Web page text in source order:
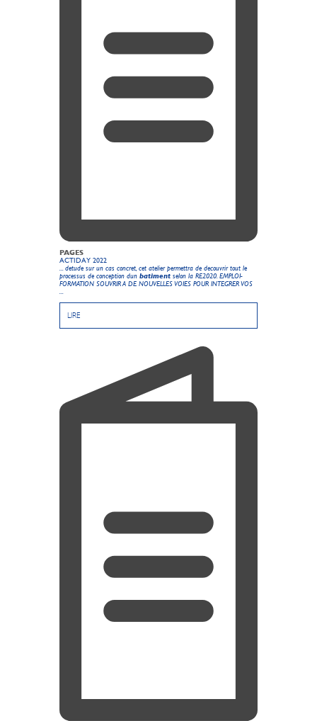
PAGES
ACTIDAY 2022
... detude sur un cas concret, cet atelier permettra de decouvrir tout le
processus de conception dun batiment selon la RE2020. EMPLOI-
FORMATION SOUVRIR A DE NOUVELLES VOIES POUR INTEGRER VOS
LIRE